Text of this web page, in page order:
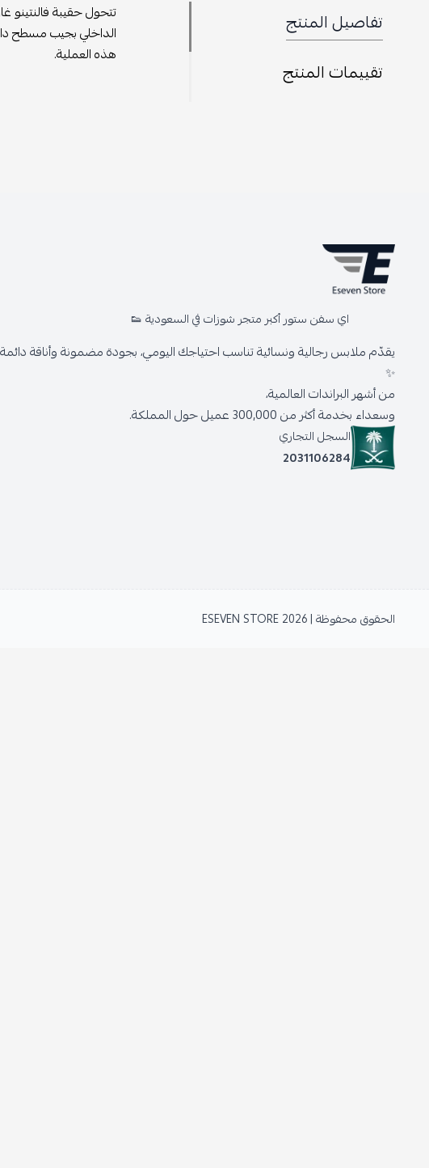
تفاصيل المنتج
تقييمات المنتج
تتحول حقيبة
الداخلي بجيب مسطح
هذه العملية.
اي سفن ستور أكبر متجر شوزات في السعودية 👟
يقدّم ملابس رجالية ونسائية تناسب احتياجك اليومي، بجودة مضمونة وأناقة دائمة
✨
من أشهر البراندات العالمية،
وسعداء بخدمة أكثر من 300,000 عميل حول المملكة.
السجل التجاري
2031106284
الحقوق محفوظة | 2026 ESEVEN STORE